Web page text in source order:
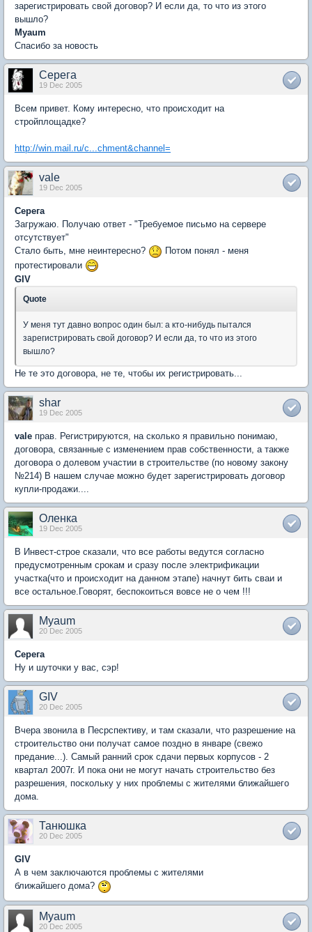
зарегистрировать свой договор? И если да, то что из этого
вышло?
Myaum
Спасибо за новость
Серега
19 Dec 2005
Всем привет. Кому интересно, что происходит на
стройплощадке?
http://win.mail.ru/c...chment&channel=
vale
19 Dec 2005
Серега
Загружаю. Получаю ответ - "Требуемое письмо на сервере
отсутствует"
Стало быть, мне неинтересно?
Потом понял - меня
протестировали
GIV
Quote
У меня тут давно вопрос один был: а кто-нибудь пытался
зарегистрировать свой договор? И если да, то что из этого
вышло?
Не те это договора, не те, чтобы их регистрировать...
shar
19 Dec 2005
vale прав. Регистрируются, на сколько я правильно понимаю,
договора, связанные с изменением прав собственности, а также
договора о долевом участии в строительстве (по новому закону
№214) В нашем случае можно будет зарегистрировать договор
купли-продажи....
Оленка
19 Dec 2005
В Инвест-строе сказали, что все работы ведутся согласно
предусмотренным срокам и сразу после электрификации
участка(что и происходит на данном этапе) начнут бить сваи и
все остальное.Говорят, беспокоиться вовсе не о чем !!!
Myaum
20 Dec 2005
Серега
Ну и шуточки у вас, сэр!
GIV
20 Dec 2005
Вчера звонила в Песрспективу, и там сказали, что разрешение на
строительство они получат самое поздно в январе (свежо
предание...). Самый ранний срок сдачи первых корпусов - 2
квартал 2007г. И пока они не могут начать строительство без
разрешения, поскольку у них проблемы с жителями ближайшего
дома.
Танюшка
20 Dec 2005
GIV
А в чем заключаются проблемы с жителями
ближайшего дома?
Myaum
20 Dec 2005